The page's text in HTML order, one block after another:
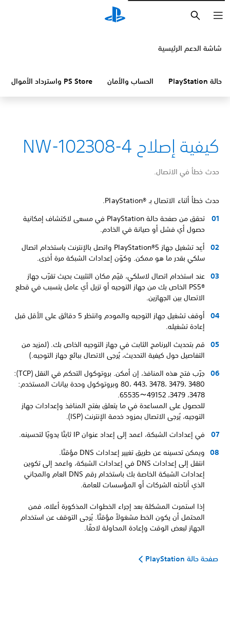
شاشة الدعم الرئيسية
حالة PlayStation الحساب والأمان PS Store واسترداد الأموال
كيفية إصلاح NW-102308-4
حدث خطأ في الاتصال.
حدث خطأ أثناء الاتصال بـ PlayStation®‎.
تحقق من صفحة حالة PlayStation في مسعى لاكتشاف إمكانية
حصول أي فشل أو صيانة في الخادم.
أعِد تشغيل جهاز PlayStation®5 واتصل بالإنترنت باستخدام اتصال
سلكي بقدر ما هو ممكن. وكوّن إعدادات الشبكة مرة أخرى.
عند استخدام اتصال لاسلكي، قيّم مكان التثبيت بحيث تقرّب جهاز
PS5®‎ الخاص بك من جهاز التوجيه أو تزيل أي عامل يتسبب في قطع
الاتصال بين الجهازين.
أوقف تشغيل جهاز التوجيه والمودم وانتظر 5 دقائق على الأقل قبل
إعادة تشغيله.
قم بتحديث البرنامج الثابت في جهاز التوجيه الخاص بك. (لمزيد من
التفاصيل حول كيفية التحديث، يُرجى الاتصال ببائع جهاز التوجيه.)
جرّب فتح هذه المنافذ، إن أمكن. بروتوكول التحكم في النقل (TCP):
80، 443، 3478، 3479، 3480 وبروتوكول وحدة بيانات المستخدم:
3478، 3479، 49152～65535.
للحصول على المساعدة في ما يتعلق بفتح المنافذ وإعدادات جهاز
التوجيه، يُرجى الاتصال بمزود خدمة الإنترنت (ISP).
في إعدادات الشبكة، اعمد إلى إعداد عنوان IP ثابتًا يدويًا لتحسينه.
ويمكن تحسينه عن طريق تغيير إعدادات DNS مؤقتًا.
انتقل إلى إعدادات DNS في إعدادات الشبكة، واعمد إلى تكوين
إعدادات الشبكة الخاصة بك باستخدام رقم DNS العام والمجاني
الذي أتاحته الشركات أو المؤسسات للعامة.
إذا استمرت المشكلة بعد إجراء الخطوات المذكورة أعلاه، فمن
المحتمل أن يكون الخط مشغولاً مؤقتًا. يُرجى التوقف عن استخدام
الجهاز لبعض الوقت وإعادة المحاولة لاحقًا.
صفحة حالة PlayStation